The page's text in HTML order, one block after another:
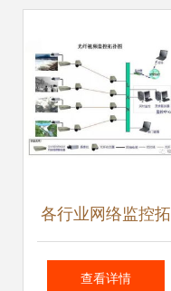
各行业网络监控拓
扑图,安防入门必备
查看详情